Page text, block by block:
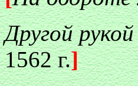
Другой
1562 г.]